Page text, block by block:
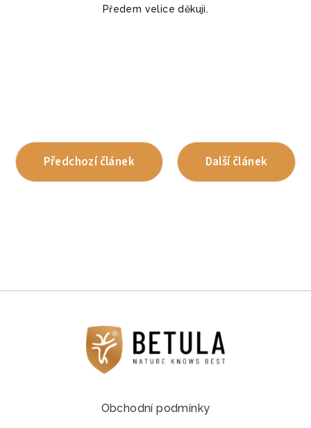
Předem velice děkuji.
Předchozí článek Další článek
Obchodní podmínky